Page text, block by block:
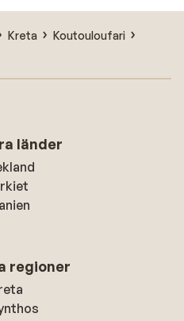
Kreta
Koutouloufari
länder
regioner